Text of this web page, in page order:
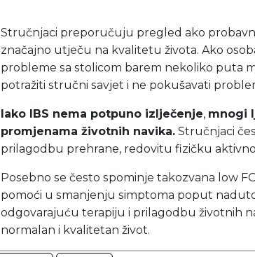
Stručnjaci preporučuju pregled ako
značajno utječu na kvalitetu života. Ako
probleme sa stolicom barem nekoliko puta
potražiti stručni savjet i ne pokušavati
Iako IBS nema potpuno izlječenje, mnogi
promjenama životnih navika. Stručnjaci
prilagodbu prehrane, redovitu fizičku
Posebno se često spominje takozvana low
pomoći u smanjenju simptoma poput
odgovarajuću terapiju i prilagodbu životnih
normalan i kvalitetan život.